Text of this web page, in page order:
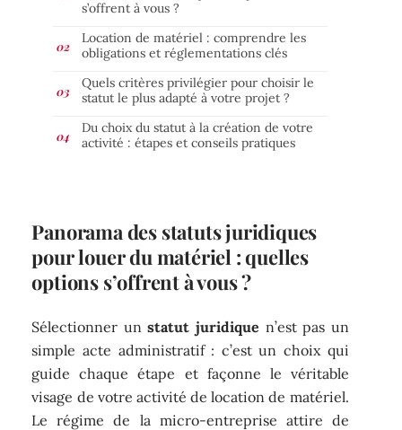
s’offrent à vous ?
Location de matériel : comprendre les
obligations et réglementations clés
Quels critères privilégier pour choisir le
statut le plus adapté à votre projet ?
Du choix du statut à la création de votre
activité : étapes et conseils pratiques
Panorama des statuts juridiques
pour louer du matériel : quelles
options s’offrent à vous ?
Sélectionner unstatut juridique n’est pas un
simple acte administratif : c’est un choix qui
guide chaque étape et façonne le véritable
visage de votre activité de location de matériel.
Le régime de la micro-entreprise attire de